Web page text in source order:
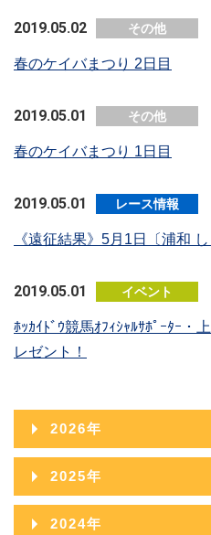
2019.05.02 その他
春のケイバまつり 2日目
2019.05.01 その他
春のケイバまつり 1日目
2019.05.01 レース情報
《遠征結果》5月1日〔浦和 し
2019.05.01 イベント
ﾎｯｶｲﾄﾞｳ競馬ｵﾌｨｼｬﾙｻﾎﾟｰﾀｰ・
レゼント！
2026年
2026年08月
2026年07月
2025年
2025年12月
2024年